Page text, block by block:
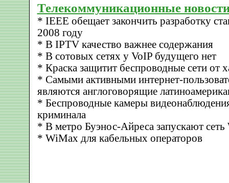
Телекоммуникационные
* IEEE обещает закончить разработку
2008 году
* В IPTV качество важнее содержания
* В сотовых сетях у VoIP будущего нет
* Краска защитит беспроводные сети от
* Самыми активными интернет-
являются англоговорящие
* Беспроводные камеры
криминала
* В метро Буэнос-Айреса запускают
* WiMax для кабельных операторов